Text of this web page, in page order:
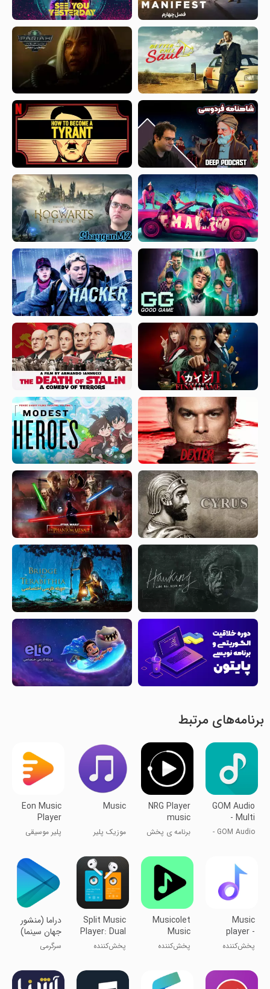
برنامه‌های مرتبط
GOM Audio
- Multi
Music
GOM Audio -
موسیقی
NRG Player
music
player
برنامه ی پخش
جی
Music
موزیک پلیر
Eon Music
Player
پلیر موسیقی
Music
player -
Mp3 player
پخش‌کننده
پخش‌کننده
Mp3
Musicolet
Music
Player
پخش‌کننده
موسیکولت
Split Music
Player: Dual
Audio
پخش‌کننده
تقسیم‌شده:
صدای دوگانه
دراما (منشور
جهان سینما)
سرگرمی